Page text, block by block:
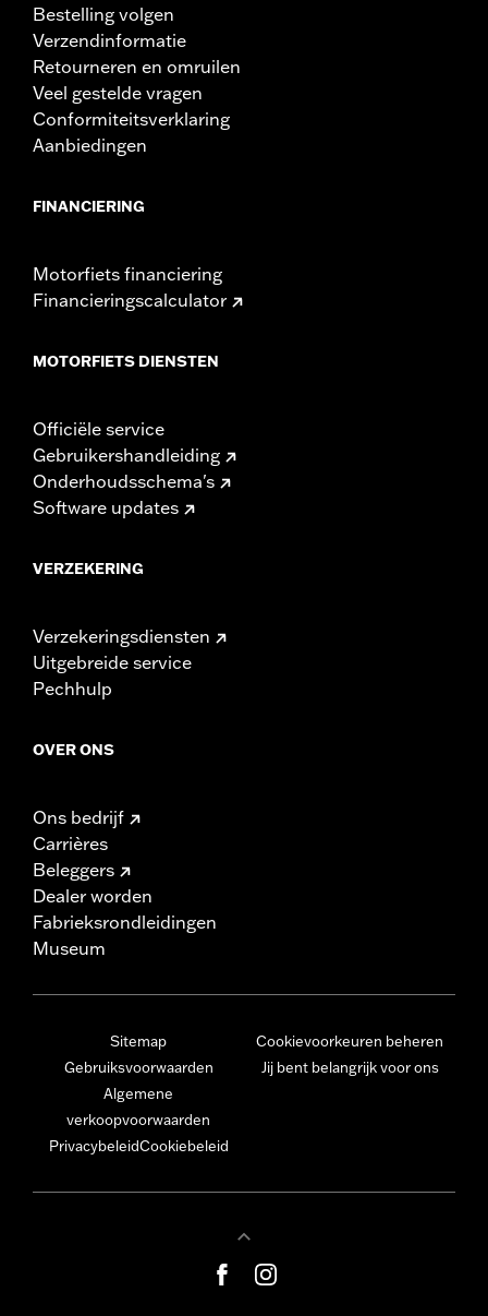
Bestelling volgen
Verzendinformatie
Retourneren en omruilen
Veel gestelde vragen
Conformiteitsverklaring
Aanbiedingen
FINANCIERING
Motorfiets financiering
Financieringscalculator
MOTORFIETS DIENSTEN
Officiële service
Gebruikershandleiding
Onderhoudsschema's
Software updates
VERZEKERING
Verzekeringsdiensten
Uitgebreide service
Pechhulp
OVER ONS
Ons bedrijf
Carrières
Beleggers
Dealer worden
Fabrieksrondleidingen
Museum
Sitemap
Gebruiksvoorwaarden
Algemene
verkoopvoorwaarden
PrivacybeleidCookiebeleid
Cookievoorkeuren beheren
Jij bent belangrijk voor ons